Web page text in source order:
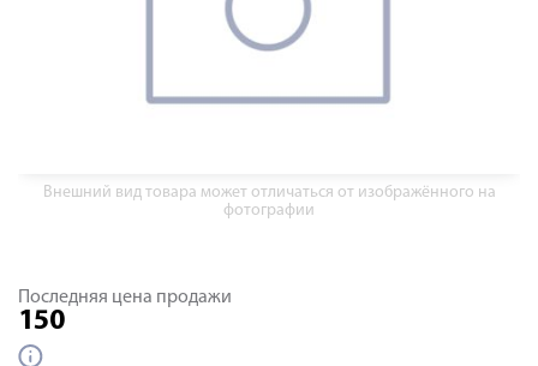
Внешний вид товара может отличаться от изображённого на
фотографии
Последняя цена продажи
150